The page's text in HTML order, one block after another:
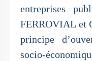
entreprises
FERROVIAL et
principe
socio-